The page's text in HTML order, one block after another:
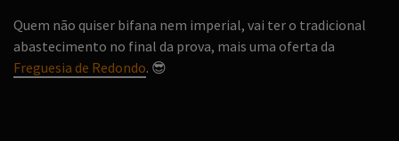
Quem não quiser bifana nem imperial, vai ter o tradicional
abastecimento no final da prova, mais uma oferta da
Freguesia de Redondo. 😎